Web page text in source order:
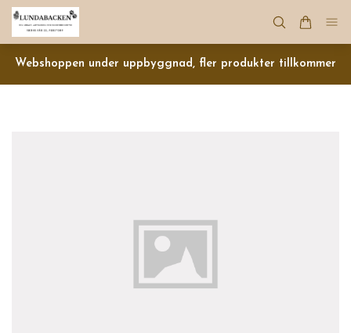
Webshoppen under uppbyggnad, fler produkter tillkommer